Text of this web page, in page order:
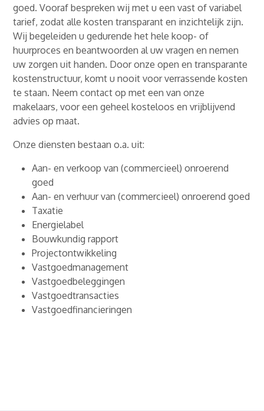
goed. Vooraf bespreken wij met u een vast of variabel
tarief, zodat alle kosten transparant en inzichtelijk zijn.
Wij begeleiden u gedurende het hele koop- of
huurproces en beantwoorden al uw vragen en nemen
uw zorgen uit handen. Door onze open en transparante
kostenstructuur, komt u nooit voor verrassende kosten
te staan. Neem contact op met een van onze
makelaars, voor een geheel kosteloos en vrijblijvend
advies op maat.
Onze diensten bestaan o.a. uit:
Aan- en verkoop van (commercieel) onroerend
goed
Aan- en verhuur van (commercieel) onroerend goed
Taxatie
Energielabel
Bouwkundig rapport
Projectontwikkeling
Vastgoedmanagement
Vastgoedbeleggingen
Vastgoedtransacties
Vastgoedfinancieringen